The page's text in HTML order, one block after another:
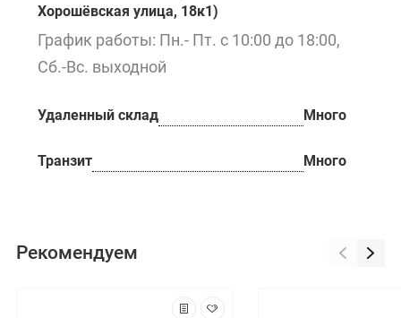
Хорошёвская улица, 18к1)
График работы: Пн.- Пт. с 10:00 до 18:00,
Сб.-Вс. выходной
Удаленный склад Много
Транзит Много
Рекомендуем